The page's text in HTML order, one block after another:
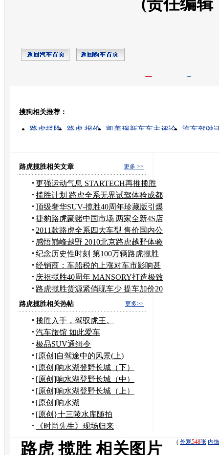
(责任编辑
搜狗相关推荐：
路虎揽胜 路虎 报价 凯美瑞新车车主评论
汽车驾驶
更多 >>
路虎揽胜相关文章
更强运动气息 STARTECH再推揽胜
Sport改装
揽胜计划 路虎全系无界试驾体验成都
举行
顶级奢华SUV-揽胜40周年珍藏版引爆
京城
捷豹路虎豪赌中国市场 两家全新4S店
开业
2011款路虎全系四大车型 售价国内公
布
感悟巅峰越野 2010北京路虎越野体验
会
纪念历史性时刻 第100万辆路虎揽胜
下线
经销商：车船税的上涨对车市影响甚
微
庆祝揽胜40周年 MANSORY打造极致
改装揽胜
路虎揽胜货源紧俏现车少 提车加价20
万
更多>>
路虎揽胜相关热帖
揽胜入手，驾驭虎王。
汽车旅馆 如此爱车
极品SUV通缉令
[原创]自驾途中的风景(上)
[原创]响水湖登野长城（下）
[原创]响水湖登野长城（中）
[原创]响水湖登野长城（上）
[原创]响水湖
[原创}十三陵水库随拍
《时尚先生》现场归来
( 外观548张 内饰
路虎 揽胜 相关图片